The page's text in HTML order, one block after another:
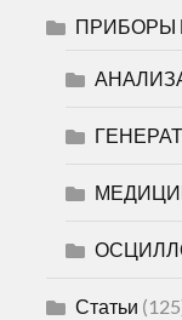
ПРИБОРЫ
Статьи